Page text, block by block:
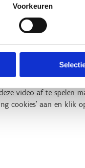
Voorkeuren
video af te spelen
cookies' aan en klik